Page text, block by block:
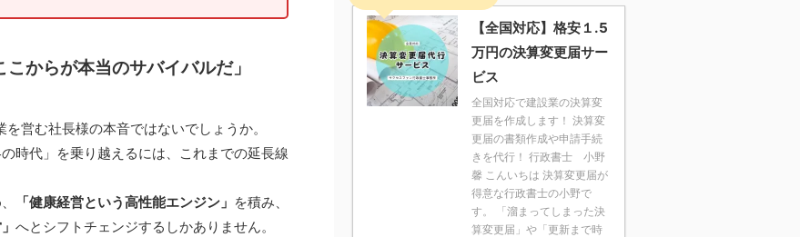
こからが本当のサバイバルだ」
営む社長様の本音ではないでしょうか。
時代」を乗り越えるには、これまでの延長線
「健康経営という高性能エンジン」 を積み、
へとシフトチェンジするしかありません。
【全国対応】格安１.5
万円の決算変更届サー
ビス
全国対応で建設業の決算変
更届を作成します！ 決算変
更届の書類作成や申請手続
きを代行！ 行政書士 小野
馨 こんいちは 決算変更届が
得意な行政書士の小野で
す。 「溜まってしまった決
算変更届」や「更新まで時